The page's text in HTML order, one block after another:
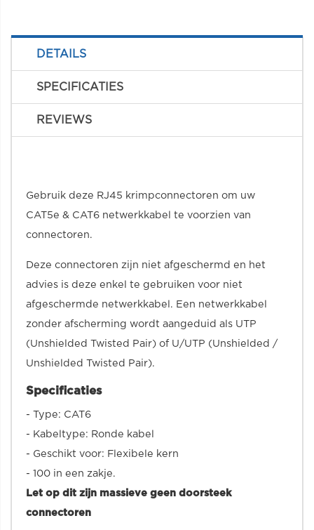
DETAILS
SPECIFICATIES
REVIEWS
Gebruik deze RJ45 krimpconnectoren om uw
CAT5e & CAT6 netwerkkabel te voorzien van
connectoren.
Deze connectoren zijn niet afgeschermd en het
advies is deze enkel te gebruiken voor niet
afgeschermde netwerkkabel. Een netwerkkabel
zonder afscherming wordt aangeduid als UTP
(Unshielded Twisted Pair) of U/UTP (Unshielded /
Unshielded Twisted Pair).
Specificaties
- Type: CAT6
- Kabeltype: Ronde kabel
- Geschikt voor: Flexibele kern
- 100 in een zakje.
Let op dit zijn massieve geen doorsteek
connectoren